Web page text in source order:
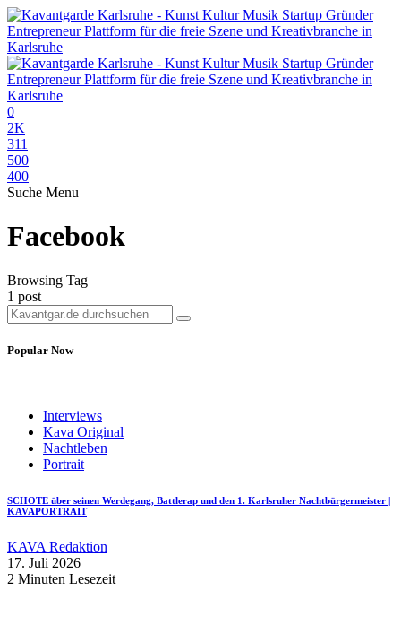
0
2K
311
500
400
Suche Menu
Facebook
Browsing Tag
1 post
Popular Now
Interviews
Kava Original
Nachtleben
Portrait
SCHOTE über seinen Werdegang, Battlerap und den 1. Karlsruher Nachtbürgermeister |
KAVAPORTRAIT
KAVA Redaktion
17. Juli 2026
2 Minuten Lesezeit